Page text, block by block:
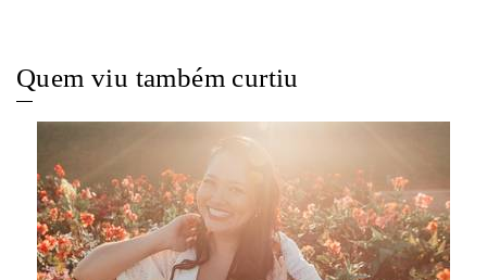
Quem viu também curtiu